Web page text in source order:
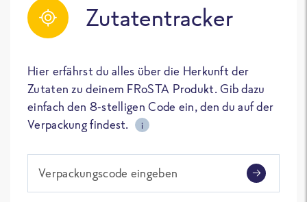
Zutatentracker
Hier erfährst du alles über die Herkunft der
Zutaten zu deinem FRoSTA Produkt. Gib dazu
einfach den 8-stelligen Code ein, den du auf der
Verpackung findest.
i
Verpackungscode eingeben